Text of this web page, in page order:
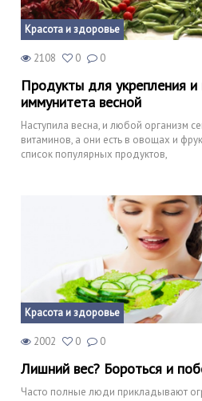
Красота и здоровье
2108 0 0
Продукты для укрепления
иммунитета весной
Наступила весна, и любой организм
витаминов, а они есть в овощах и
список популярных продуктов,
Красота и здоровье
2002 0 0
Лишний вес? Бороться и
Часто полные люди прикладывают